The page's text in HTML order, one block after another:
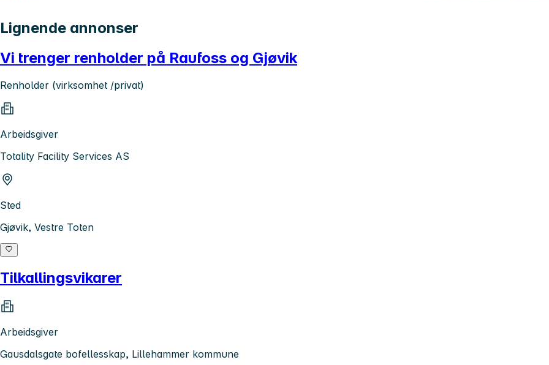
Lignende annonser
Vi trenger renholder på Raufoss og Gjøvik
Renholder (virksomhet /privat)
Arbeidsgiver
Totality Facility Services AS
Sted
Gjøvik, Vestre Toten
Tilkallingsvikarer
Arbeidsgiver
Gausdalsgate bofellesskap, Lillehammer kommune